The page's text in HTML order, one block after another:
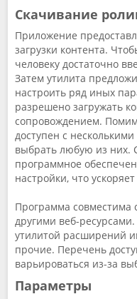
Скачивание
Приложение
загрузки контента.
человеку достаточно
Затем утилита
настроить ряд иных
разрешено загружать
сопровождением.
доступен с
выбрать любую из них.
программное
настройки, что
Программа совместима
другими веб-
утилитой расширений
прочие. Перечень
варьироваться из-за
Параметры